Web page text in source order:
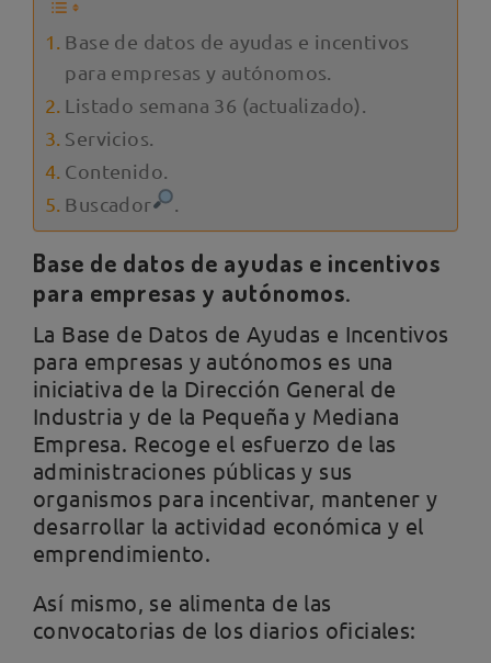
Base de datos de ayudas e incentivos
para empresas y autónomos.
Listado semana 36 (actualizado).
Servicios.
Contenido.
Buscador
Base de datos de ayudas e incentivos
para empresas y autónomos.
La Base de Datos de Ayudas e Incentivos
para empresas y autónomos es una
iniciativa de la Dirección General de
Industria y de la Pequeña y Mediana
Empresa. Recoge el esfuerzo de las
administraciones públicas y sus
organismos para incentivar, mantener y
desarrollar la actividad económica y el
emprendimiento.
Así mismo, se alimenta de las
convocatorias de los diarios oficiales: